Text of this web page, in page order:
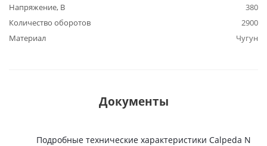
Напряжение, В
380
Количество оборотов
2900
Материал
Чугун
Документы
Подробные технические характеристики Calpeda N